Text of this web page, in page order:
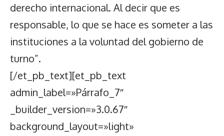
derecho internacional. Al decir que es
responsable, lo que se hace es someter a las
instituciones a la voluntad del gobierno de
turno”.
[/et_pb_text][et_pb_text
admin_label=»Párrafo_7″
_builder_version=»3.0.67″
background_layout=»light»